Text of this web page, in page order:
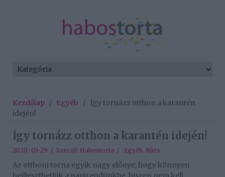
Kezdőlap / Egyéb / Így tornázz otthon a karantén
idején!
Így tornázz otthon a karantén idején!
2020-03-29 / Szerző: Habostorta / Egyéb, Rúzs
Az otthoni torna egyik nagy előnye, hogy könnyen